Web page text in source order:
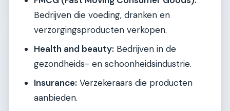
Bedrijven die voeding, dranken en
verzorgingsproducten verkopen.
Health and beauty: Bedrijven in de
gezondheids- en schoonheidsindustrie.
Insurance: Verzekeraars die producten
aanbieden.